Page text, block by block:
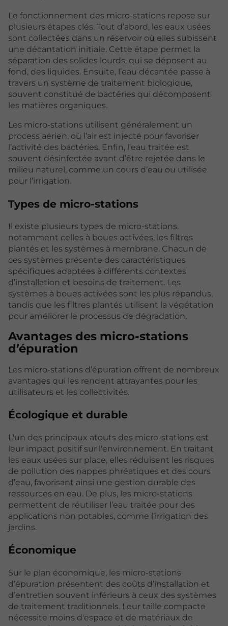
Le fonctionnement des micro-stations repose sur
plusieurs étapes clés. Tout d’abord, les eaux usées
sont collectées dans un réservoir où elles subissent
une décantation initiale. Cette étape permet la
séparation des solides lourds, qui se déposent au
fond, des liquides. Ensuite, l’eau décantée passe à
travers un système de traitement biologique,
souvent constitué de bactéries qui décomposent
les matières organiques.
Les micro-stations utilisent généralement un
process aérien, où l’air est injecté pour favoriser
l’activité des bactéries. Enfin, l’eau traitée est
souvent désinfectée avant d’être rejetée dans le
milieu naturel, comme un cours d’eau ou utilisée
pour l’irrigation.
Types de micro-stations
Il existe plusieurs types de micro-stations,
notamment celles à boues activées, les filtres
plantés et les systèmes à membrane. Chacun de
ces systèmes présente des caractéristiques
spécifiques adaptées à différents contextes
d’installation et besoins de traitement. Les
systèmes à boues activées sont les plus répandus,
tandis que les filtres plantés utilisent la végétation
pour améliorer le processus de dégradation.
Avantages des micro-stations
d’épuration
Les micro-stations d’épuration offrent de nombreux
avantages qui les rendent attrayantes pour les
utilisateurs et les collectivités.
Écologique et durable
L'un des principaux atouts des micro-stations est
leur impact positif sur l'environnement. En traitant
les eaux usées sur place, elles réduisent les risques
de pollution des nappes phréatiques et des cours
d’eau, favorisant ainsi une gestion durable des
ressources en eau. De plus, les micro-stations
permettent de réutiliser l’eau traitée pour des
applications non potables, comme l’irrigation des
jardins.
Économique
Sur le plan économique, les micro-stations
d’épuration présentent des coûts d’installation et
d’entretien souvent inférieurs à ceux des systèmes
de traitement traditionnels. Leur taille compacte
nécessite moins d'espace et de matériaux de